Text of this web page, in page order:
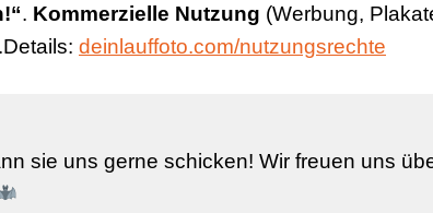
. Kommerzielle Nutzung (Werbung,
deinlauffoto.com/nutzungsrechte
sie uns gerne schicken! Wir freuen uns